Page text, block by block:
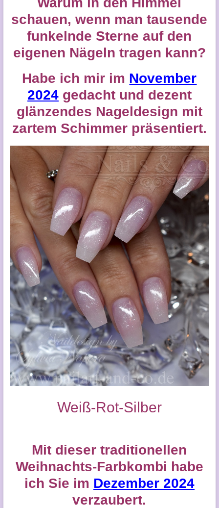
schauen, wenn man tausende
funkelnde Sterne auf den
eigenen Nägeln tragen kann?
Habe ich mir im November
2024gedacht und dezent
glänzendes Nageldesign mit
zartem Schimmer präsentiert.
Weiß-Rot-Silber
Mit dieser traditionellen
Weihnachts-Farbkombi habe
ich Sie im Dezember 2024
verzaubert.